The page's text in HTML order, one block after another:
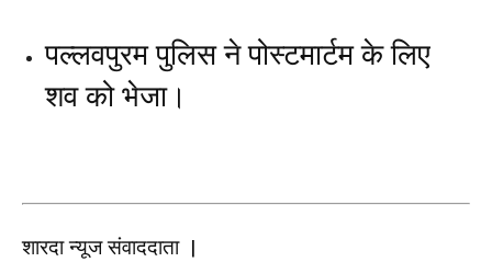
पल्लवपुरम पुलिस ने पोस्टमार्टम के लिए
शव को भेजा।
शारदा न्यूज संवाददाता |